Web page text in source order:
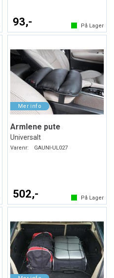
93,- På Lager
Armlene pute
Universalt
Varenr: GAUNI-UL027
502,- På Lager